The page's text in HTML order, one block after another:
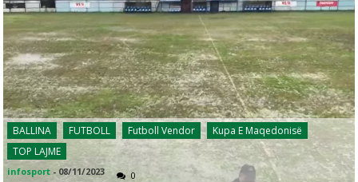
BALLINA FUTBOLL Futboll Vendor
Kupa E Maqedonisë
TOP LAJME
infosport - 08/11/2023 0